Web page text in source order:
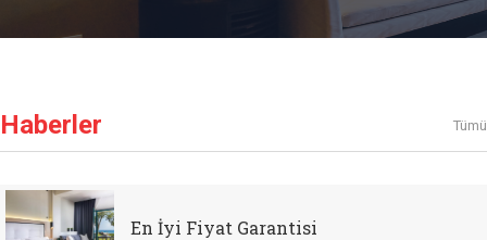
Haberler Tümü
En İyi Fiyat Garantisi